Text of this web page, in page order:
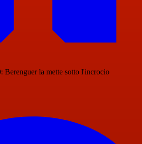
la mette sotto l'incrocio